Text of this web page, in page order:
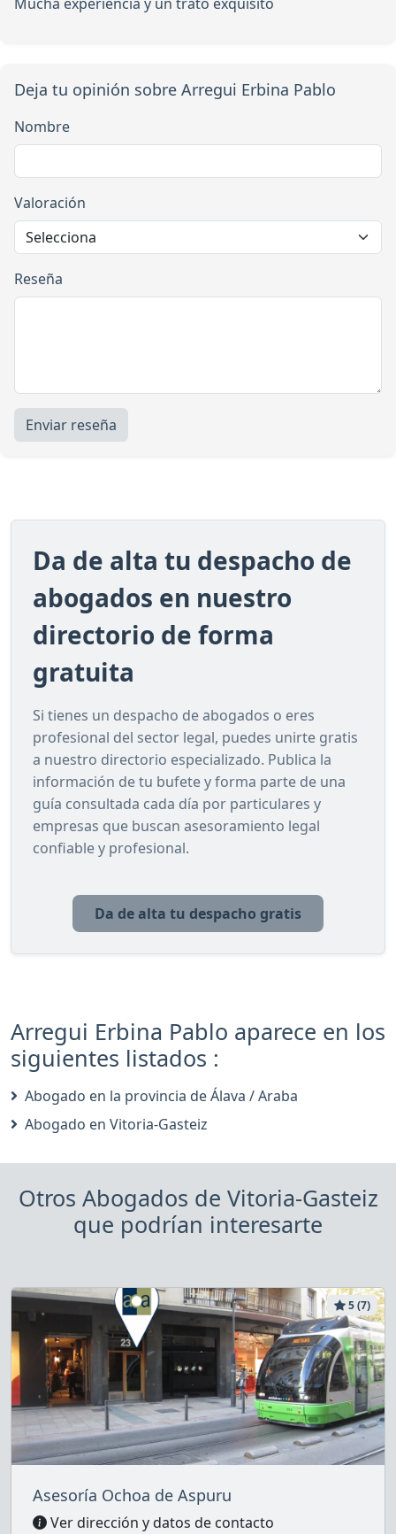
Deja tu opinión sobre Arregui Erbina Pablo
Nombre
Valoración
Reseña
Enviar reseña
Da de alta tu despacho de
abogados en nuestro
directorio de forma
gratuita
Si tienes un despacho de abogados o eres
profesional del sector legal, puedes unirte gratis
a nuestro directorio especializado. Publica la
información de tu bufete y forma parte de una
guía consultada cada día por particulares y
empresas que buscan asesoramiento legal
confiable y profesional.
Da de alta tu despacho gratis
Arregui Erbina Pablo aparece en los
siguientes listados :
Abogado en la provincia de Álava / Araba
Abogado en Vitoria-Gasteiz
Otros Abogados de Vitoria-Gasteiz
que podrían interesarte
5 (7)
Asesoría Ochoa de Aspuru
Ver dirección y datos de contacto